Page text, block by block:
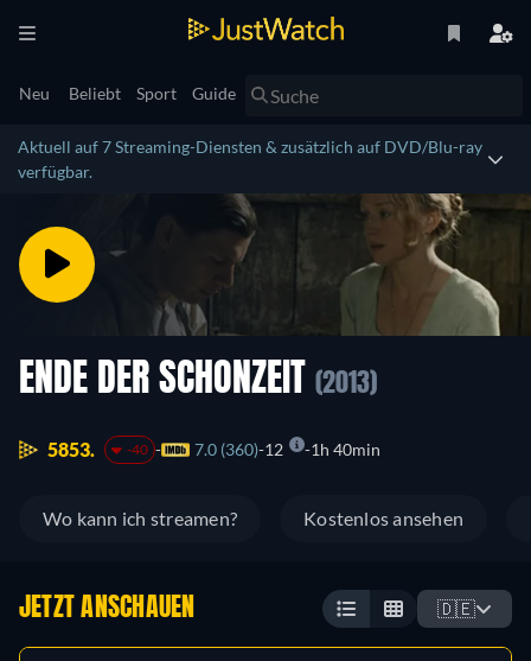
Neu Beliebt Sport Guide
Aktuell auf 7 Streaming-Diensten & zusätzlich auf DVD/Blu-ray
verfügbar.
ENDE DER SCHONZEIT (2013)
5853. -40 7.0 (360) 12 1h 40min
Wo kann ich streamen? Kostenlos ansehen
JETZT ANSCHAUEN 🇩🇪